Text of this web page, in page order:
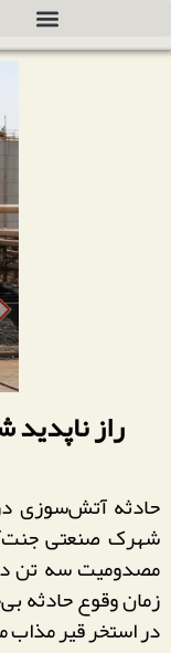
راز
حادثه آتش‌سوزی
شهرک صنعتی
مصدومیت سه تن
زمان وقوع حادثه
در استخر قیر